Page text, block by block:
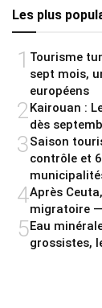
Les plus
1 Tourisme
sept mois,
européens
2Kairouan :
dès
3Saison
contrôle et
4Après
migratoire
5Eau
grossistes,